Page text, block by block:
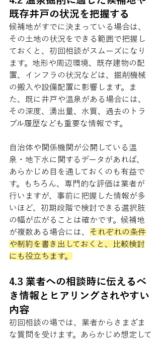
既存井戸の状況を把握する
候補地がすでに決まっている場合は、
その土地の状況をできる範囲で把握し
ておくと、初回相談がスムーズになり
ます。地形や周辺環境、既存建物の配
置、インフラの状況などは、掘削機械
の搬入や設備配置に影響します。ま
た、既に井戸や温泉がある場合には、
その深度、湧出量、水質、過去のトラ
ブル履歴なども重要な情報です。
自治体や関係機関が公開している温
泉・地下水に関するデータがあれば、
あらかじめ目を通しておくのも有益で
す。もちろん、専門的な評価は業者が
行いますが、事前に把握した情報が多
いほど、初期段階で検討できる選択肢
の幅が広がることは確かです。候補地
が複数ある場合には、 それぞれの条件
や制約を書き出しておくと、比較検討
にも役立ちます。
4.3 業者への相談時に伝えるべ
き情報とヒアリングされやすい
内容
初回相談の場では、業者からさまざま
な質問を受けます。あらかじめ想定して